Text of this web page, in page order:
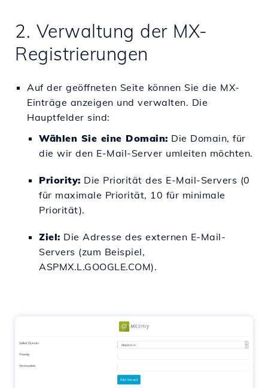
2. Verwaltung der MX-
Registrierungen
Auf der geöffneten Seite können Sie die MX-
Einträge anzeigen und verwalten. Die
Hauptfelder sind:
Wählen Sie eine Domain: Die Domain, für
die wir den E-Mail-Server umleiten möchten.
Priority: Die Priorität des E-Mail-Servers (0
für maximale Priorität, 10 für minimale
Priorität).
Ziel: Die Adresse des externen E-Mail-
Servers (zum Beispiel,
ASPMX.L.GOOGLE.COM).